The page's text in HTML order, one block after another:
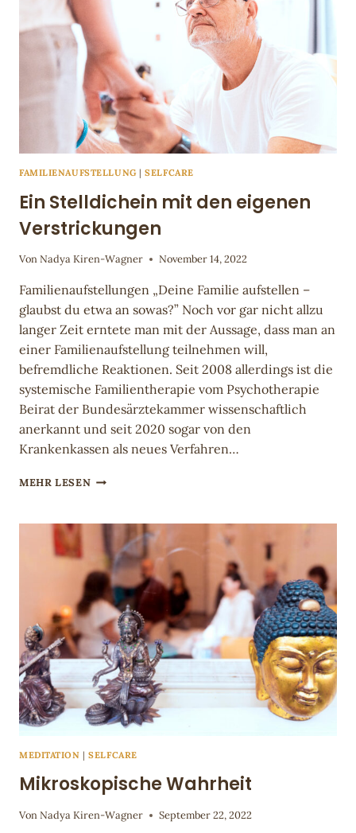
ÜBERWINDUNG
FAMILIENAUFSTELLUNG|SELFCARE
Ein Stelldichein mit den eigenen
Verstrickungen
VonNadya Kiren-Wagner November 14, 2022
Familienaufstellungen „Deine Familie aufstellen –
glaubst du etwa an sowas?” Noch vor gar nicht allzu
langer Zeit erntete man mit der Aussage, dass man an
einer Familienaufstellung teilnehmen will,
befremdliche Reaktionen. Seit 2008 allerdings ist die
systemische Familientherapie vom Psychotherapie
Beirat der Bundesärztekammer wissenschaftlich
anerkannt und seit 2020 sogar von den
Krankenkassen als neues Verfahren…
MEHR LESENEIN
DEN
EIGENEN
VERSTRICKUNGEN
MEDITATION |SELFCARE
Mikroskopische Wahrheit
VonNadya Kiren-Wagner September 22, 2022